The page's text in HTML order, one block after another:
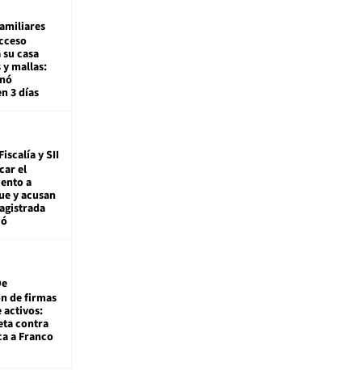
casa
mallas:
3 días
Fiscalía y SII
el
a
y acusan
de firmas
activos:
contra
a Franco